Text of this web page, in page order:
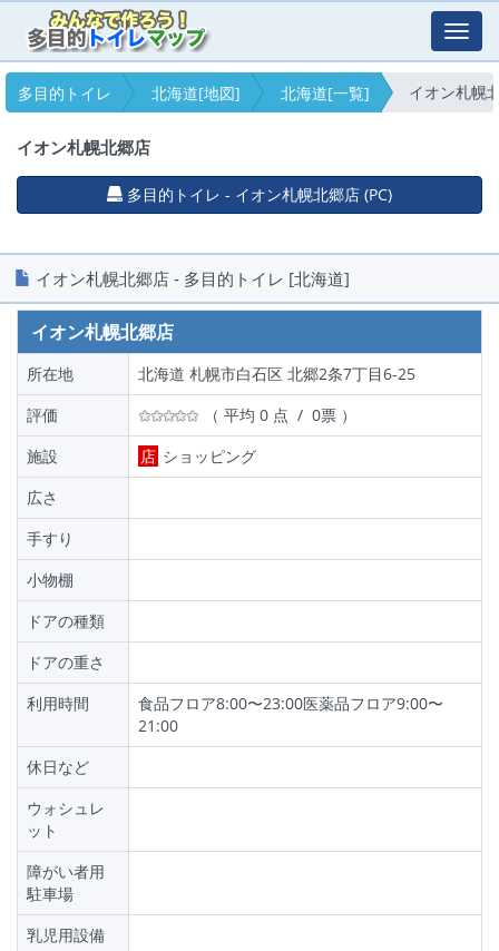
多目的トイレ
北海道[地図] 北海道[一覧] イオン札幌
イオン札幌北郷店
多目的トイレ - イオン札幌北郷店 (PC)
イオン札幌北郷店 - 多目的トイレ [北海道]
イオン札幌北郷店
所在地
北海道 札幌市白石区 北郷2条7丁目6-25
評価
（ 平均 0 点 / 0票 ）
施設
店 ショッピング
広さ
手すり
小物棚
ドアの種類
ドアの重さ
利用時間
食品フロア8:00〜23:00医薬品フロア9:00〜
21:00
休日など
ウォシュレ
ット
障がい者用
駐車場
乳児用設備